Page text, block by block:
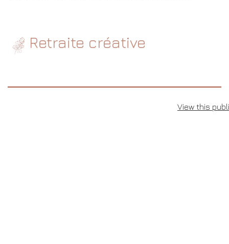
Retraite créative
View this